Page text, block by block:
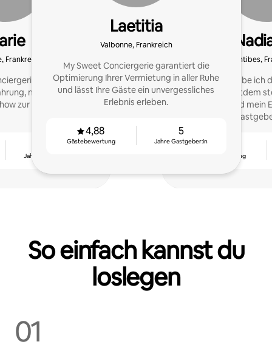
Frankreich
de Marie stelle
meine Dynamik
zur Verfügung.
Jahre Gastgeber:in
Laetitia
Valbonne, Frankreich
My Sweet Conciergerie garantiert die
Optimierung Ihrer Vermietung in aller Ruhe
und lässt Ihre Gäste ein unvergessliches
Erlebnis erleben.
4,88
Gästebewertung
5
Jahre Gastgeber:in
Antibes,
Vor 10 Jahren habe ich
begonnen. Seitdem
Erfahrung und mein
Dienst von
Gästebewertung
So einfach kannst du
loslegen
01